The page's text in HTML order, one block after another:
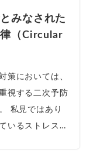
みなされた
（Circular
策においては、
視する二次予防
私見ではあり
いるストレスチ